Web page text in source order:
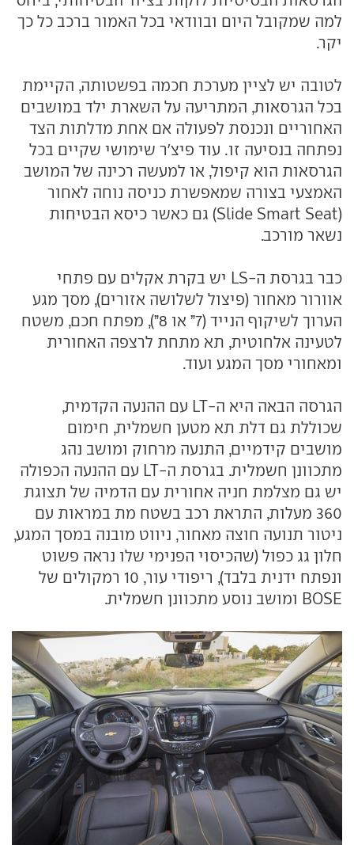
למה שמקובל היום ובוודאי בכל האמור ברכב כל כך
יקר.
לטובה יש לציין מערכת חכמה בפשטותה, הקיימת
בכל הגרסאות, המתריעה על השארת ילד במושבים
האחוריים ונכנסת לפעולה אם אחת מדלתות הצד
נפתחה בנסיעה זו. עוד פיצ'ר שימושי שקיים בכל
הגרסאות הוא קיפול, או למעשה רכינה של המושב
האמצעי בצורה שמאפשרת כניסה נוחה לאחור
(Slide Smart Seat) גם כאשר כיסא הבטיחות
נשאר מורכב.
כבר בגרסת ה-LS יש בקרת אקלים עם פתחי
אוורור מאחור (פיצול לשלושה אזורים), מסך מגע
הערוך לשיקוף הנייד (7” או 8”), מפתח חכם, משטח
לטעינה אלחוטית, תא מתחת לרצפה האחורית
ומאחורי מסך המגע ועוד.
הגרסה הבאה היא ה-LT עם ההנעה הקדמית,
שכוללת גם דלת תא מטען חשמלית, חימום
מושבים קידמיים, התנעה מרחוק ומושב נהג
מתכוונן חשמלית. בגרסת ה-LT עם ההנעה הכפולה
יש גם מצלמת חניה אחורית עם הדמיה של תצוגת
360 מעלות, התראת רכב בשטח מת במראות עם
ניטור תנועה חוצה מאחור, ניווט מובנה במסך המגע,
חלון גג כפול (שהכיסוי הפנימי שלו נראה פשוט
ונפתח ידנית בלבד), ריפודי עור, 10 רמקולים של
BOSE ומושב נוסע מתכוונן חשמלית.